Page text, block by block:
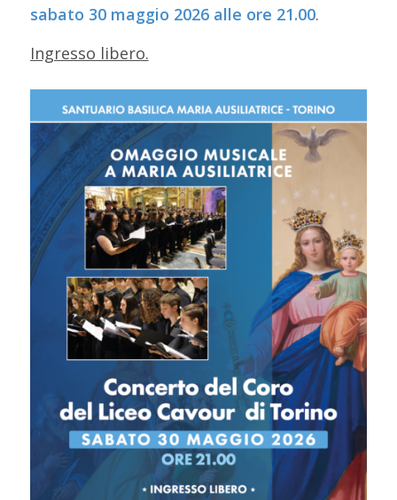
sabato 30 maggio 2026 alle ore 21.00.
Ingresso libero.